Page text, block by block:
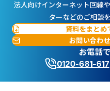
法人向けインターネット回線
ターなどのご相談
資料をまとめ
お問い合わ
お電話
0120-681-617